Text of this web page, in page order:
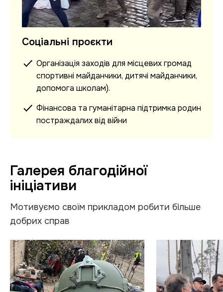
Соціальні проєкти
Організація заходів для місцевих громад
спортивні майданчики, дитячі майданчики,
допомога школам).
Фінансова та гуманітарна підтримка родин
постраждалих від війни
Галерея благодійної
ініціативи
Мотивуємо своїм прикладом робити більше
добрих справ